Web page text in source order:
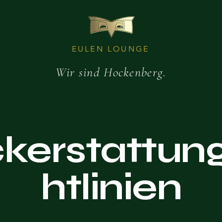
EULEN LOUNGE
Wir sind Hockenberg.
htlinien